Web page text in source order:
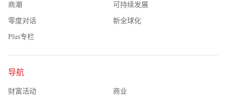
商潮 可持续发展
零度对话 新全球化
Plus专栏
导航
财富活动 商业